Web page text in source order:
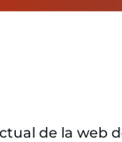
de la web